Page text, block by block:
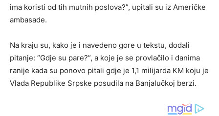
ima koristi od tih mutnih poslova?”, upitali su iz Američke
ambasade.
Na kraju su, kako je i navedeno gore u tekstu, dodali
pitanje: “Gdje su pare?”, a koje je se provlačilo i danima
ranije kada su ponovo pitali gdje je 1,1 milijarda KM koju je
Vlada Republike Srpske posudila na Banjalučkoj berzi.